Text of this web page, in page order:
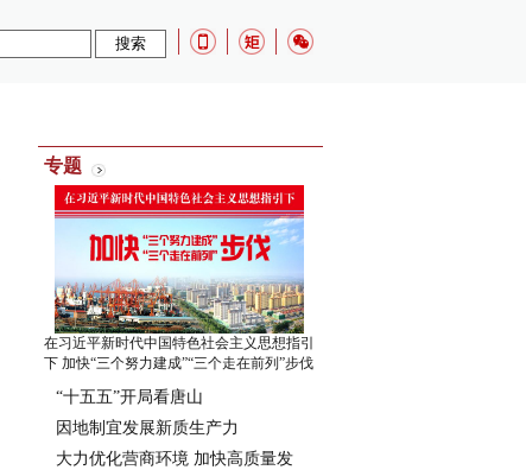
专题
在习近平新时代中国特色社会主义思想指引
下 加快“三个努力建成”“三个走在前列”步伐
“十五五”开局看唐山
因地制宜发展新质生产力
大力优化营商环境 加快高质量发